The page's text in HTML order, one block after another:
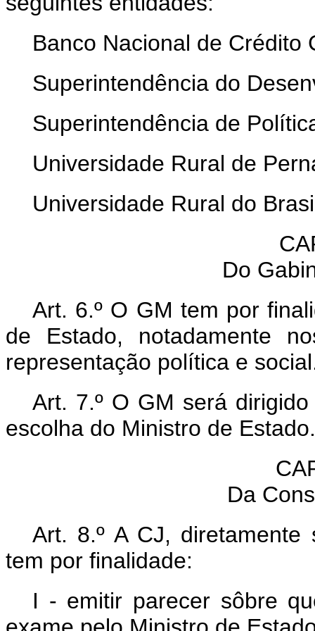
Banco Nacional de Crédito
Superintendência do
Superintendência de
Universidade Rural de
Universidade Rural do
Do
Art. 6.º O GM tem por
de Estado, notadamente
representação política e
Art. 7.º O GM será
escolha do Ministro de Estado.
Da
Art. 8.º A CJ,
tem por finalidade:
I - emitir parecer sôbre